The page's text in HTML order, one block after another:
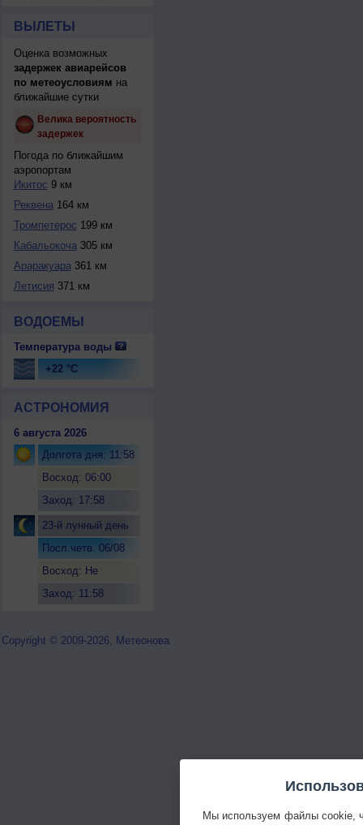
ВЫЛЕТЫ
Оценка возможных
задержек авиарейсов
по метеоусловиям на
ближайшие сутки
Велика вероятность
задержек
Погода по ближайшим
аэропортам
Икитос 9 км
Реквена164 км
Тромпетерос 199 км
Кабальокоча305 км
Араракуара361 км
Летисия 371 км
ВОДОЕМЫ
Температура воды
+22 °C
АСТРОНОМИЯ
6 августа 2026
Долгота дня: 11:58
Восход: 06:00
Заход: 17:58
23-й лунный день
Посл.четв. 06/08
Восход: Не
Заход: 11:58
Copyright © 2009-2026, Метеонова
Мы используем файлы cookie,